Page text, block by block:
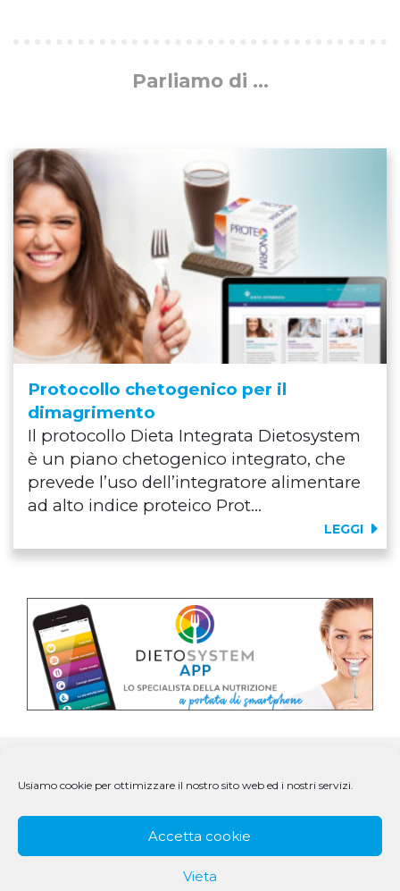
Usiamo cookie per ottimizzare il nostro sito web ed i nostri servizi.
Accetta cookie
Vieta
Parliamo di ...
Protocollo chetogenico per il
dimagrimento
Il protocollo Dieta Integrata Dietosystem
è un piano chetogenico integrato, che
prevede l’uso dell’integratore alimentare
ad alto indice proteico Prot...
LEGGI